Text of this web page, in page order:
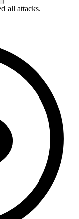
all attacks.